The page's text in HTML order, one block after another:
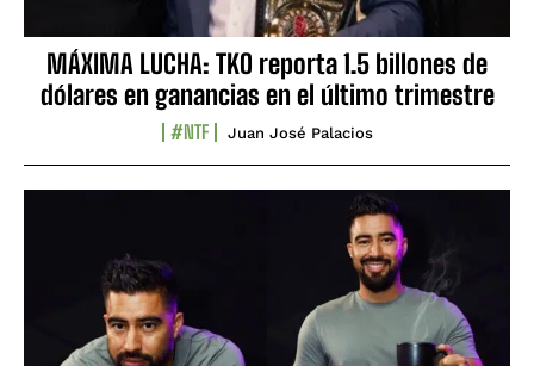
MÁXIMA LUCHA: TKO reporta 1.5 billones de
dólares en ganancias en el último trimestre
#NTF Juan José Palacios